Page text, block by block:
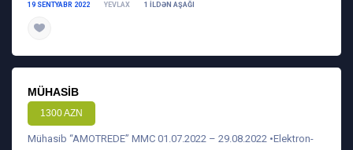
19 SENTYABR 2022 YEVLAX 1 ILDƏN AŞAĞI
MÜHASIB
1300 AZN
Mühasib “AMOTREDE” MMC 01.07.2022 – 29.08.2022 •Elektron-